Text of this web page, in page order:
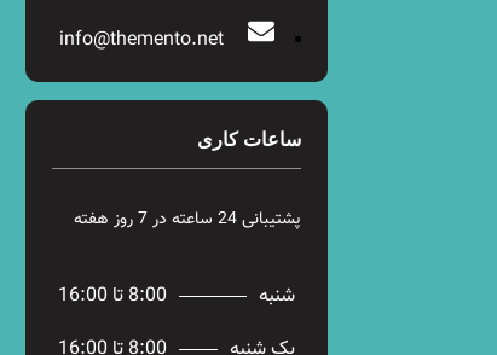
info@themento.net
ساعات کاری
پشتیبانی 24 ساعته در 7 روز هفته
شنبه
8:00 تا 16:00